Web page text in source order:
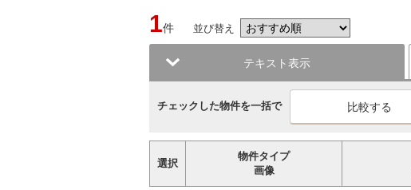
1件 並び替え
テキスト表示
チェックした物件を一括で
選択
物件タイプ
画像